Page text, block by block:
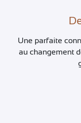
Une parfaite
au changement